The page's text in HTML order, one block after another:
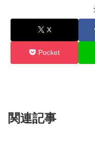
X
Pocket
関連記事